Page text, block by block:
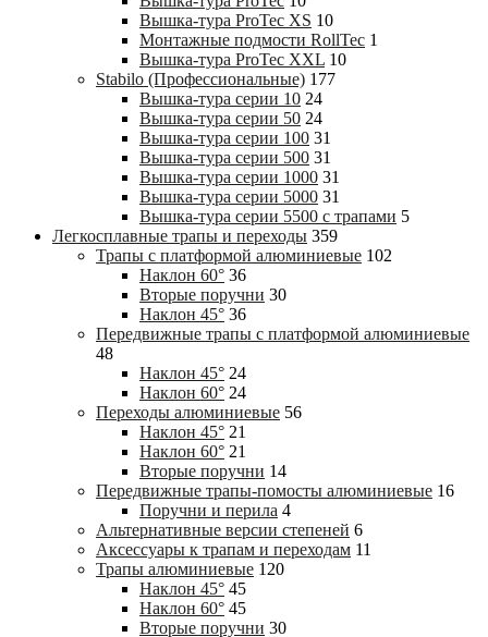
Вышка-тура ProTec XS 10
Монтажные подмости RollTec 1
Вышка-тура ProTec XXL 10
Stabilo (Профессиональные) 177
Вышка-тура cерии 10 24
Вышка-тура cерии 50 24
Вышка-тура cерии 100 31
Вышка-тура cерии 500 31
Вышка-тура cерии 1000 31
Вышка-тура cерии 5000 31
Вышка-тура cерии 5500 с трапами 5
Легкосплавные трапы и переходы 359
Трапы с платформой алюминиевые 102
Наклон 60° 36
Вторые поручни 30
Наклон 45° 36
Передвижные трапы с платформой алюминиевые
48
Наклон 45° 24
Наклон 60° 24
Переходы алюминиевые 56
Наклон 45° 21
Наклон 60° 21
Вторые поручни 14
Передвижные трапы-помосты алюминиевые 16
Поручни и перила 4
Альтернативные версии степеней 6
Аксессуары к трапам и переходам 11
Трапы алюминиевые 120
Наклон 45° 45
Наклон 60° 45
Вторые поручни 30